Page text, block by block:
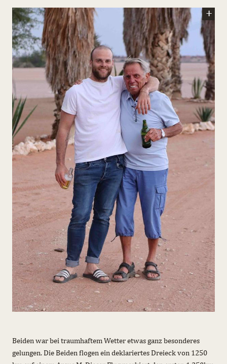
Beiden war bei traumhaftem Wetter etwas ganz besonderes
gelungen. Die Beiden flogen ein deklariertes Dreieck von 1250